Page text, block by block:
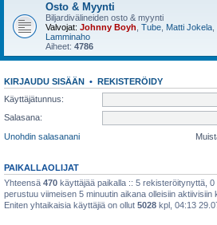
Osto & Myynti
Biljardivälineiden osto & myynti
Valvojat: Johnny Boyh Tube Matti Jokela
Lamminaho
Aiheet: 4786
KIRJAUDU SISÄÄN • REKISTERÖIDY
Käyttäjätunnus:
Salasana:
Unohdin salasanani
PAIKALLAOLIJAT
Yhteensä 470 käyttäjää paikalla :: 5 rekisteröitynyttä,
perustuu viimeisen 5 minuutin aikana olleisiin aktiivisiin
Eniten yhtaikaisia käyttäjiä on ollut 5028 kpl, 04:13